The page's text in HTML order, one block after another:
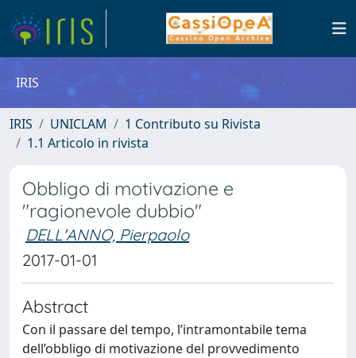
IRIS
IRIS UNICLAM
1 Contributo su Rivista
1.1 Articolo in rivista
Obbligo di motivazione e
"ragionevole dubbio"
DELL'ANNO, Pierpaolo
2017-01-01
Abstract
Con il passare del tempo, l’intramontabile tema
dell’obbligo di motivazione del provvedimento